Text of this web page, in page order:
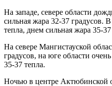
На западе, севере области
сильная жара 32-37 градусов.
тепла, днем сильная жара 35-37
На севере Мангистауской
градусов, на юге области
35-37 тепла.
Ночью в центре Актюбинской